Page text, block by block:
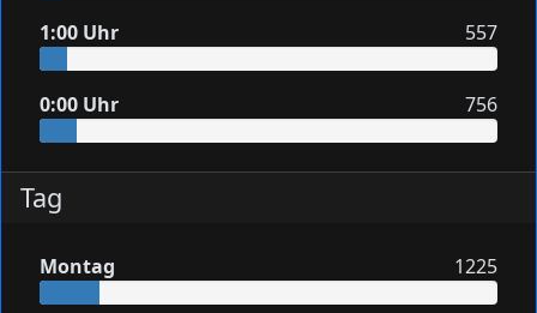
1:00 Uhr 557
0:00 Uhr 756
Tag
Montag 1225